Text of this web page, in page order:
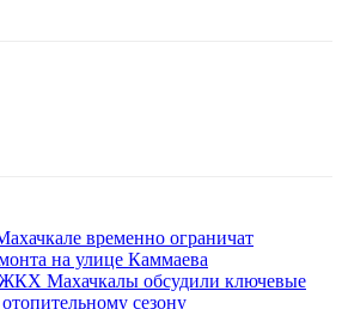
временно ограничат
на улице Каммаева
Махачкалы обсудили ключевые
сезону